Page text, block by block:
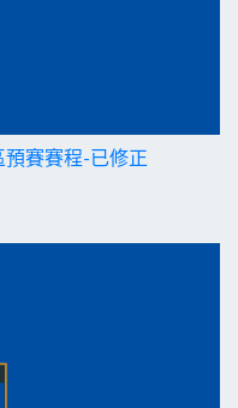
預賽賽程-已修正